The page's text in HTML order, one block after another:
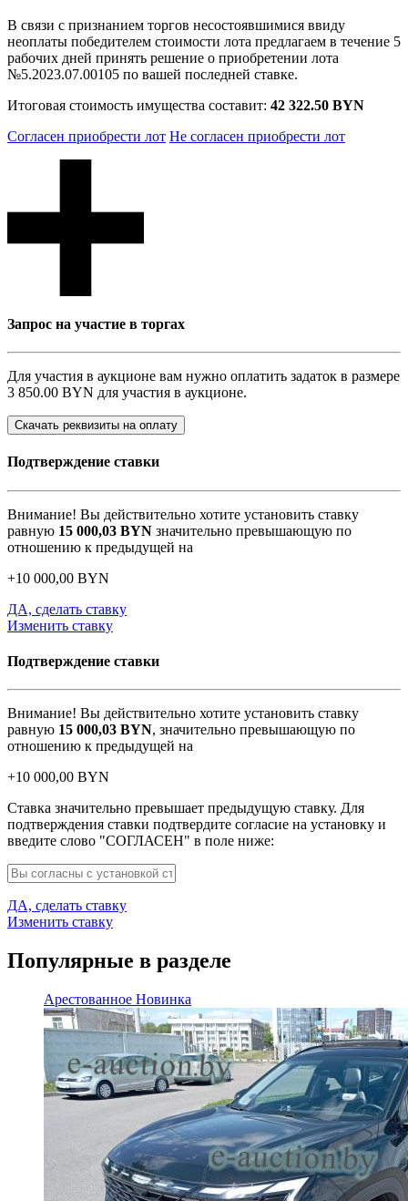
В связи с признанием торгов несостоявшимися ввиду
неоплаты победителем стоимости лота предлагаем в течение 5
рабочих дней принять решение о приобретении лота
№5.2023.07.00105 по вашей последней ставке.
Итоговая стоимость имущества составит: 42 322.50 BYN
Согласен приобрести лот Не согласен приобрести лот
Запрос на участие в торгах
Для участия в аукционе вам нужно оплатить задаток в размере
3 850.00 BYN для участия в аукционе.
Скачать реквизиты на оплату
Подтверждение ставки
Внимание! Вы действительно хотите установить ставку
равную 15 000,03 BYN значительно превышающую по
отношению к предыдущей на
+10 000,00 BYN
ДА, сделать ставку
Изменить ставку
Подтверждение ставки
Внимание! Вы действительно хотите установить ставку
равную 15 000,03 BYN, значительно превышающую по
отношению к предыдущей на
+10 000,00 BYN
Ставка значительно превышает предыдущую ставку. Для
подтверждения ставки подтвердите согласие на установку и
введите слово "СОГЛАСЕН" в поле ниже:
ДА, сделать ставку
Изменить ставку
Популярные в разделе
Арестованное Новинка